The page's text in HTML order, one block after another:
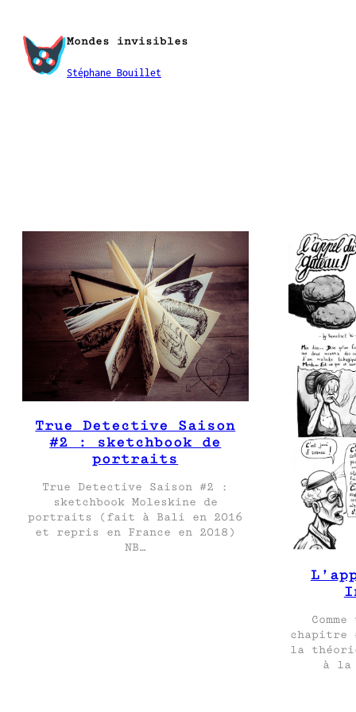
contenu
Mondes invisibles
Stéphane Bouillet
True Detective Saison
#2 : sketchbook de
portraits
True Detective Saison #2 :
sketchbook Moleskine de
portraits (fait à Bali en 2016
et repris en France en 2018)
NB…
chapitre
la
à la